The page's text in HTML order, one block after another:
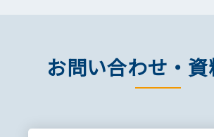
お問い合わせ・